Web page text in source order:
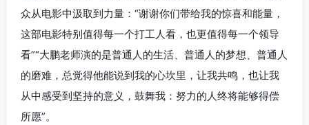
众从电影中汲取到力量：“谢谢你们带给我的惊喜和能量，
这部电影特别值得每一个打工人看，也更值得每一个领导
看”“大鹏老师演的是普通人的生活、普通人的梦想、普通人
的磨难，总觉得他能说到我的心坎里，让我共鸣，也让我
从中感受到坚持的意义，鼓舞我：努力的人终将能够得偿
所愿”。